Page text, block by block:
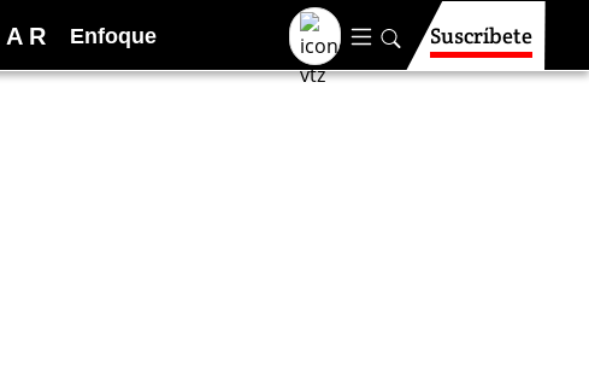
A R Enfoque Suscríbete